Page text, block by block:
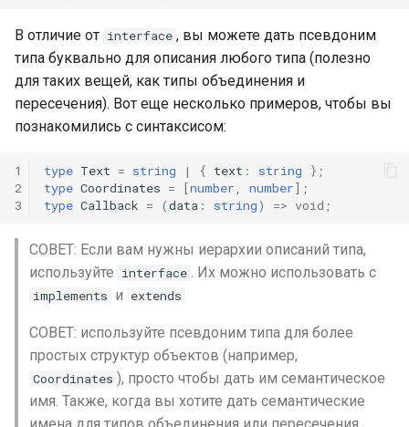
В отличие от interface , вы можете дать псевдоним
типа буквально для описания любого типа (полезно
для таких вещей, как типы объединения и
пересечения). Вот еще несколько примеров, чтобы вы
познакомились с синтаксисом:
1
2
3
type Text = string | { text : string
};
type Coordinates = [number number];
type Callback = (data : string) => void ;
СОВЕТ: Если вам нужны иерархии описаний типа,
используйте interface . Их можно использовать с
implements и extends
СОВЕТ: используйте псевдоним типа для более
простых структур объектов (например,
Coordinates ), просто чтобы дать им семантическое
имя. Также, когда вы хотите дать семантические